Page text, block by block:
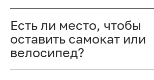
Есть ли место, чтобы
оставить самокат или
велосипед?